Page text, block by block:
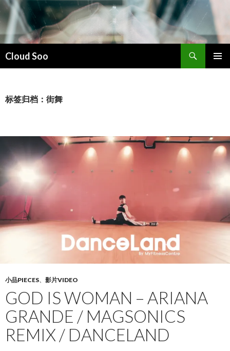
Cloud Soo
索
文
标签归档：街舞
小品PIECES、 影片VIDEO
GOD IS WOMAN – ARIANA
GRANDE / MAGSONICS
REMIX / DANCELAND